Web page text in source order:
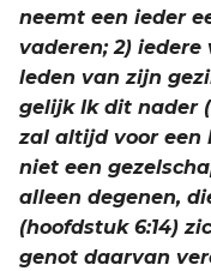
neemt een ieder
vaderen; 2)
leden van zijn
gelijk Ik dit nader
zal altijd voor een
niet een
alleen degenen,
(hoofdstuk 6:14)
genot daarvan